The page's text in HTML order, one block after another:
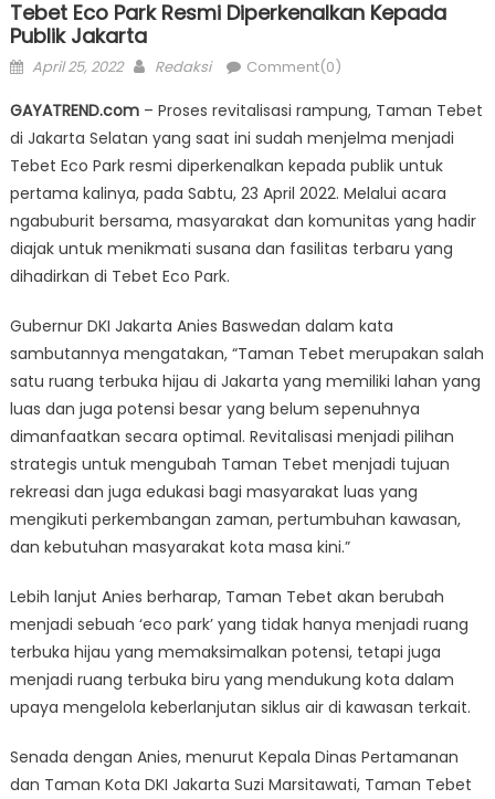
Tebet Eco Park Resmi Diperkenalkan Kepada
Publik Jakarta
Posted
April 25, 2022 Author
Redaksi Comment(0)
GAYATREND.com– Proses revitalisasi rampung, Taman Tebet
di Jakarta Selatan yang saat ini sudah menjelma menjadi
Tebet Eco Park resmi diperkenalkan kepada publik untuk
pertama kalinya, pada Sabtu, 23 April 2022. Melalui acara
ngabuburit bersama, masyarakat dan komunitas yang hadir
diajak untuk menikmati susana dan fasilitas terbaru yang
dihadirkan di Tebet Eco Park.
Gubernur DKI Jakarta Anies Baswedan dalam kata
sambutannya mengatakan, “Taman Tebet merupakan salah
satu ruang terbuka hijau di Jakarta yang memiliki lahan yang
luas dan juga potensi besar yang belum sepenuhnya
dimanfaatkan secara optimal. Revitalisasi menjadi pilihan
strategis untuk mengubah Taman Tebet menjadi tujuan
rekreasi dan juga edukasi bagi masyarakat luas yang
mengikuti perkembangan zaman, pertumbuhan kawasan,
dan kebutuhan masyarakat kota masa kini.”
Lebih lanjut Anies berharap, Taman Tebet akan berubah
menjadi sebuah ‘eco park’ yang tidak hanya menjadi ruang
terbuka hijau yang memaksimalkan potensi, tetapi juga
menjadi ruang terbuka biru yang mendukung kota dalam
upaya mengelola keberlanjutan siklus air di kawasan terkait.
Senada dengan Anies, menurut Kepala Dinas Pertamanan
dan Taman Kota DKI Jakarta Suzi Marsitawati, Taman Tebet